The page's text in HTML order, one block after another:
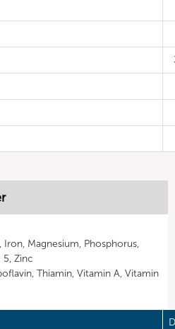
Magnesium, Phosphorus,
5, Zinc
Thiamin, Vitamin A, Vitamin